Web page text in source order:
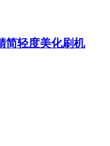
简轻度美化刷机